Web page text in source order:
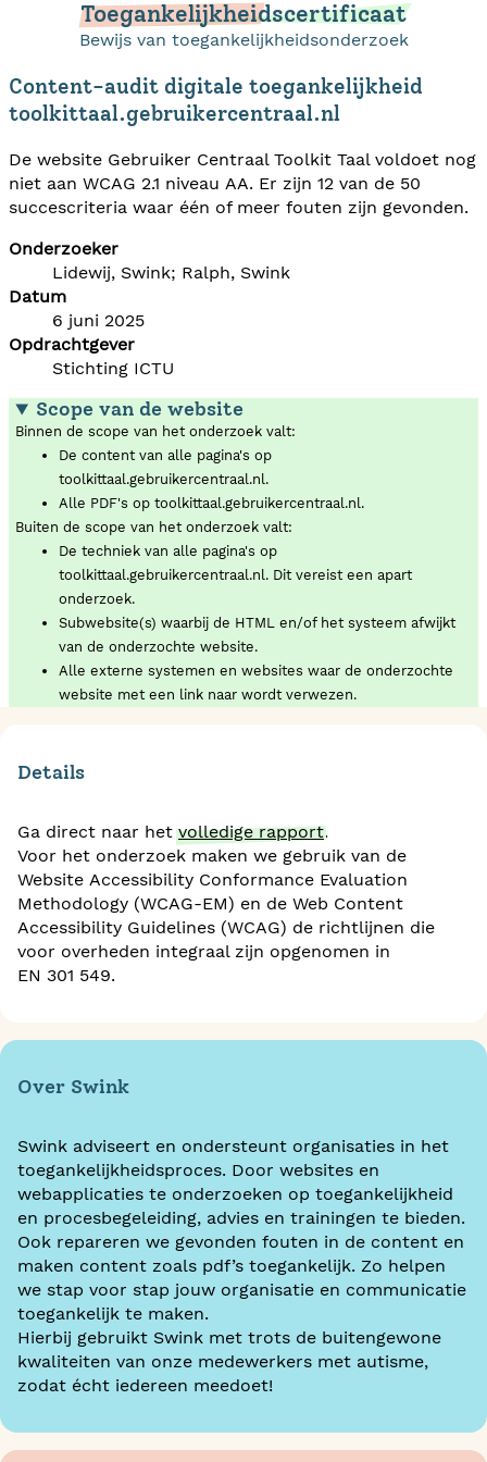
Toegankelijkheidscertificaat
Bewijs van toegankelijkheidsonderzoek
Content-audit digitale toegankelijkheid
toolkittaal.gebruikercentraal.nl
De website Gebruiker Centraal Toolkit Taal voldoet nog
niet aan WCAG 2.1 niveau AA. Er zijn 12 van de 50
succescriteria waar één of meer fouten zijn gevonden.
Onderzoeker
Lidewij, Swink; Ralph, Swink
Datum
6 juni 2025
Opdrachtgever
Stichting ICTU
Scope van de website
Binnen de scope van het onderzoek valt:
De content van alle pagina's op
toolkittaal.gebruikercentraal.nl.
Alle PDF's op toolkittaal.gebruikercentraal.nl.
Buiten de scope van het onderzoek valt:
De techniek van alle pagina's op
toolkittaal.gebruikercentraal.nl. Dit vereist een apart
onderzoek.
Subwebsite(s) waarbij de HTML en/of het systeem afwijkt
van de onderzochte website.
Alle externe systemen en websites waar de onderzochte
website met een link naar wordt verwezen.
Details
Ga direct naar hetvolledige rapport.
Voor het onderzoek maken we gebruik van de
Website Accessibility Conformance Evaluation
Methodology (WCAG-EM) en de Web Content
Accessibility Guidelines (WCAG) de richtlijnen die
voor overheden integraal zijn opgenomen in
EN 301 549.
Over Swink
Swink adviseert en ondersteunt organisaties in het
toegankelijkheidsproces. Door websites en
webapplicaties te onderzoeken op toegankelijkheid
en procesbegeleiding, advies en trainingen te bieden.
Ook repareren we gevonden fouten in de content en
maken content zoals pdf’s toegankelijk. Zo helpen
we stap voor stap jouw organisatie en communicatie
toegankelijk te maken.
Hierbij gebruikt Swink met trots de buitengewone
kwaliteiten van onze medewerkers met autisme,
zodat écht iedereen meedoet!